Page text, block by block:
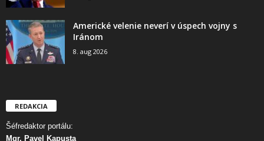
Americké velenie neverí v úspech vojny s
Iránom
8. aug 2026
REDAKCIA
Šéfredaktor portálu:
Mgr. Pavel Kapusta